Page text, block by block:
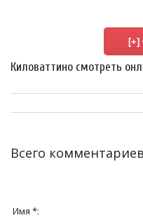
Киловаттино смотреть
Всего комментариев
Имя *: